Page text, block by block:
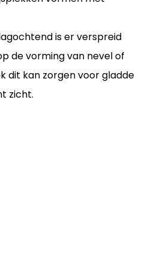
is er verspreid
de vorming van nevel of
dit kan zorgen voor gladde
zicht.